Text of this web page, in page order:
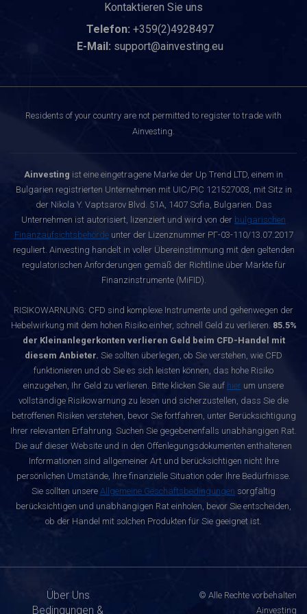
Kontaktieren Sie uns
Telefon: +359(2)4928497
E-Mail: support@ainvesting.eu
Residents of your country are not permitted to register to trade with
Ainvesting.
Ainvesting ist eine eingetragene Marke der Up Trend LTD, einem in
Bulgarien registrierten Unternehmen mit UIC/PIC 121527003, mit Sitz in
der Nikola Y. Vaptsarov Blvd. 51A, 1407 Sofia, Bulgarien. Das
Unternehmen ist autorisiert, lizenziert und wird von der bulgarischen
Finanzaufsichtsbehördeunter der Lizenznummer РГ-03-110/13.07.2017
reguliert. Ainvesting handelt in voller Übereinstimmung mit den geltenden
regulatorischen Anforderungen gemäß der Richtlinie über Märkte für
Finanzinstrumente (MiFID).
RISIKOWARNUNG: CFD sind komplexe Instrumente und gehenwegen der
Hebelwirkung mit dem hohen Risiko einher, schnell Geld zu verlieren. 85.5%
der Kleinanlegerkonten verlieren Geld beim CFD-Handel mit
diesem Anbieter. Sie sollten überlegen, ob Sie verstehen, wie CFD
funktionieren und ob Sie es sich leisten können, das hohe Risiko
einzugehen, Ihr Geld zu verlieren. Bitte klicken Sie auf hier um unsere
vollständige Risikowarnung zu lesen und sicherzustellen, dass Sie die
betroffenen Risiken verstehen, bevor Sie fortfahren, unter Berücksichtigung
Ihrer relevanten Erfahrung. Suchen Sie gegebenenfalls unabhängigen Rat.
Die auf dieser Website und in den Offenlegungsdokumenten enthaltenen
Informationen sind allgemeiner Art und berücksichtigen nicht Ihre
persönlichen Umstände, Ihre finanzielle Situation oder Ihre Bedürfnisse.
Sie sollten unsere Allgemeine Geschäftsbedingungen sorgfältig
berücksichtigen und unabhängigen Rat einholen, bevor Sie entscheiden,
ob der Handel mit solchen Produkten für Sie geeignet ist.
Über Uns
Bedingungen &
© Alle Rechte vorbehalten
Ainvesting